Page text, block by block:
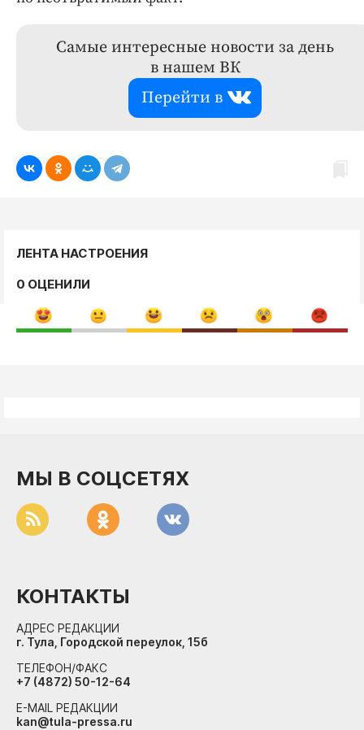
Самые интересные новости за день
в нашем ВК
Перейти в
ЛЕНТА НАСТРОЕНИЯ
0 ОЦЕНИЛИ
МЫ В СОЦСЕТЯХ
КОНТАКТЫ
АДРЕС РЕДАКЦИИ
г. Тула, Городской переулок, 15б
ТЕЛЕФОН/ФАКС
+7 (4872) 50-12-64
E-MAIL РЕДАКЦИИ
kan@tula-pressa.ru